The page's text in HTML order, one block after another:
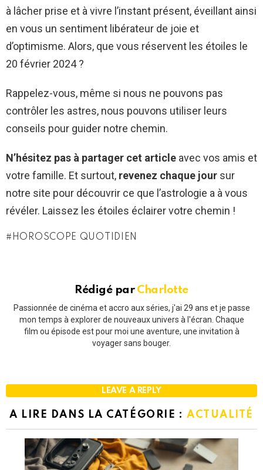
à lâcher prise et à vivre l’instant présent, éveillant ainsi
en vous un sentiment libérateur de joie et
d’optimisme. Alors, que vous réservent les étoiles le
20 février 2024 ?
Rappelez-vous, même si nous ne pouvons pas
contrôler les astres, nous pouvons utiliser leurs
conseils pour guider notre chemin.
N’hésitez pas à partager cet article avec vos amis et
votre famille. Et surtout, revenez chaque jour sur
notre site pour découvrir ce que l’astrologie a à vous
révéler. Laissez les étoiles éclairer votre chemin !
HOROSCOPE QUOTIDIEN
Rédigé par Charlotte
Passionnée de cinéma et accro aux séries, j'ai 29 ans et je passe
mon temps à explorer de nouveaux univers à l'écran. Chaque
film ou épisode est pour moi une aventure, une invitation à
voyager sans bouger.
LEAVE A REPLY
A LIRE DANS LA CATÉGORIE : ACTUALITÉ